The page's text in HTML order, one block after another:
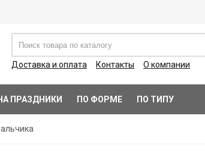
Доставка и оплата Контакты О компании
ПРАЗДНИКИ ПО ФОРМЕ ПО ТИПУ